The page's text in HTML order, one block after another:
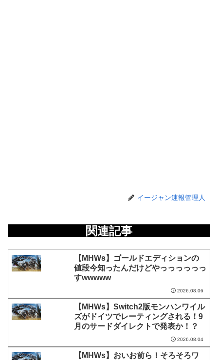
イージャン速報管理人
関連記事
【MHWs】ゴールドエディションの
値段今知ったんだけどやっっっっっっ
すwwwww
2026.08.06
【MHWs】Switch2版モンハンワイル
ズがドイツでレーティングされる！9
月のサードダイレクトで発表か！？
2026.08.04
【MHWs】おいお前ら！そろそろワ